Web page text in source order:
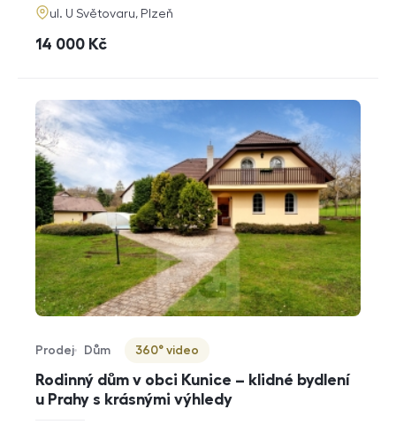
adresa
ul. U Světovaru, Plzeň
cena
14 000 Kč
Rodinný dům v obci Kunice – klidné bydlení
u Prahy s krásnými výhledy
Typ nabídky
Prodej
Typ nemovitosti
Dům
Virtuální prohlídka
360° video